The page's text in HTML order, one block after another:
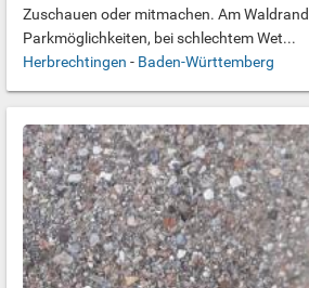
Zuschauen oder mitmachen. Am
Parkmöglichkeiten, bei schlechtem Wet...
Herbrechtingen - Baden-Württemberg